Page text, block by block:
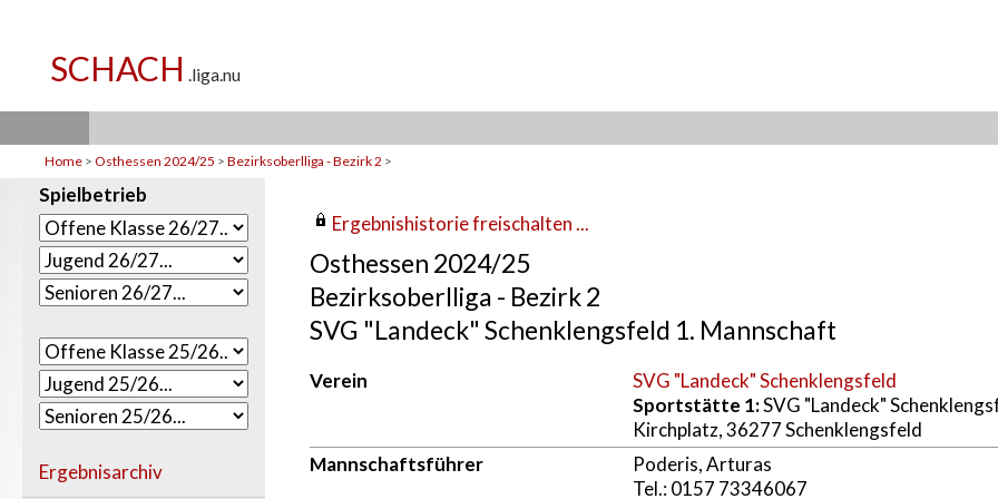
Home > Osthessen 2024/25 > Bezirksoberlliga - Bezirk 2 >
Spielbetrieb
Ergebnisarchiv
Ergebnishistorie freischalten ...
Osthessen 2024/25
Bezirksoberlliga - Bezirk 2
SVG "Landeck" Schenklengsfeld 1. Mannschaft
Verein
SVG "Landeck" Schenklengsfeld
Sportstätte 1:SVG "Landeck"
Kirchplatz, 36277 Schenklengsfeld
Mannschaftsführer
Poderis, Arturas
Tel.: 0157 73346067